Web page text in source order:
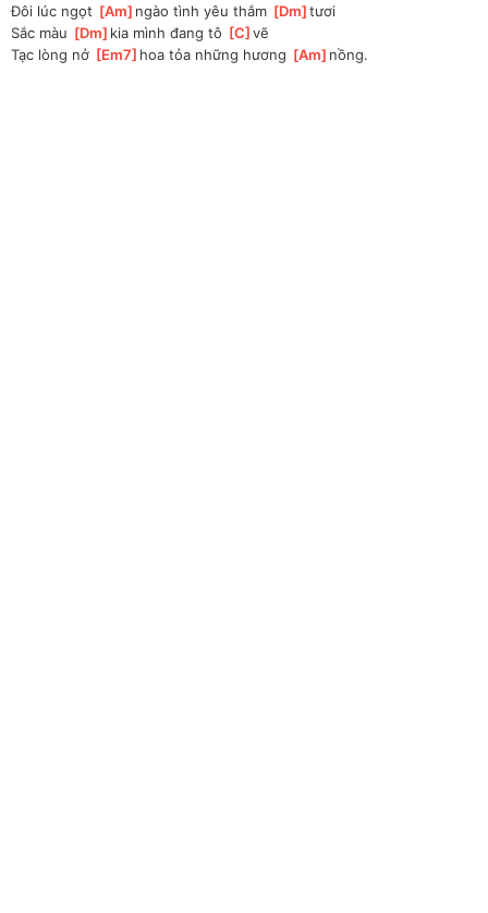
Đôi lúc ngọt [Am ]ngào tình yêu thắm [Dm ]tươi
Sắc màu [Dm ]kia mình đang tô [C ]
vẽ
Tạc lòng nở [Em7 ]hoa tỏa những hương [Am ]nồng.